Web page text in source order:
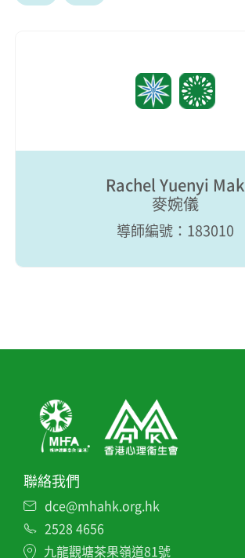
Rachel Yuenyi Mak
麥婉儀
導師編號：183010
聯絡我們
dce@mhahk.org.hk
2528 4656
九龍觀塘茶果嶺道81號